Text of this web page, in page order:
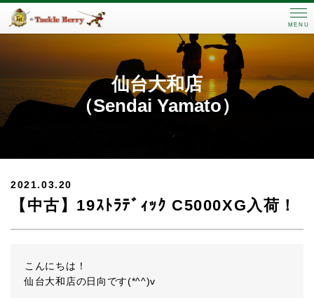
MENU
仙台大和店
（Sendai Yamato）
2021.03.20
【中古】19ｽﾄﾗﾃﾞｨｯｸ C5000XG入荷！
こんにちは！
仙台大和店の日向です(*^^)v